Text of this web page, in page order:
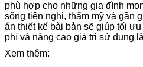
phù hợp cho những gia đình
sống tiện nghi, thẩm mỹ và gần
án thiết kế bài bản sẽ giúp tối
phí và nâng cao giá trị sử dụng
Xem thêm: